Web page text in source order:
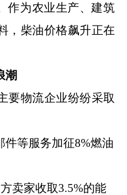
作为农业生产、建筑
，柴油价格飙升正在
潮
物流企业纷纷采取
件等服务加征8%燃油
卖家收取3.5%的能